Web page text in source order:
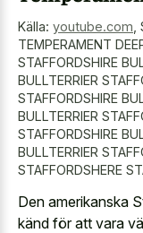
Källa: youtube.com
TEMPERAMENT
STAFFORDSHIRE
BULLTERRIER
STAFFORDSHIRE
BULLTERRIER
STAFFORDSHIRE
BULLTERRIER
STAFFORDSHERE
Den amerikanska
känd för att vara